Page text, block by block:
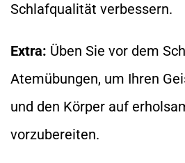
Schlafqualität verbessern.
Extra: Üben Sie vor dem
Atemübungen, um Ihren
und den Körper auf
vorzubereiten.